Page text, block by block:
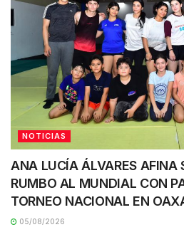
NOTICIAS
ANA LUCÍA ÁLVARES AFINA
RUMBO AL MUNDIAL CON
TORNEO NACIONAL EN
05/08/2026